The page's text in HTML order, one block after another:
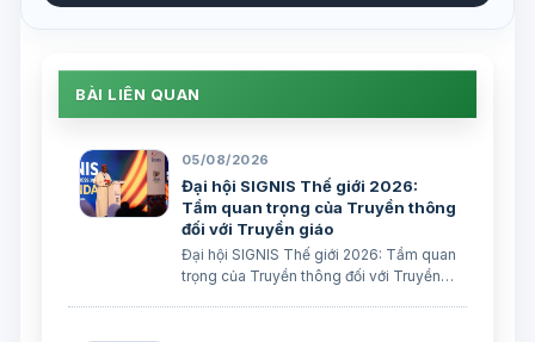
BÀI LIÊN QUAN
05/08/2026
Đại hội SIGNIS Thế giới 2026:
Tầm quan trọng của Truyền thông
đối với Truyền giáo
Đại hội SIGNIS Thế giới 2026: Tầm quan
trọng của Truyền thông đối với Truyền